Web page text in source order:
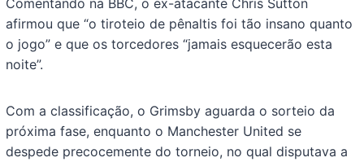
afirmou que “o tiroteio de pênaltis foi tão insano quanto
o jogo” e que os torcedores “jamais esquecerão esta
noite”.
Com a classificação, o Grimsby aguarda o sorteio da
próxima fase, enquanto o Manchester United se
despede precocemente do torneio, no qual disputava a